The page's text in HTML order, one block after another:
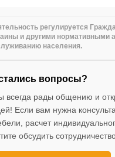
регулируется
и другими нормативными
населения.
вопросы?
всегда рады общению и
Если вам нужна
расчет
обсудить